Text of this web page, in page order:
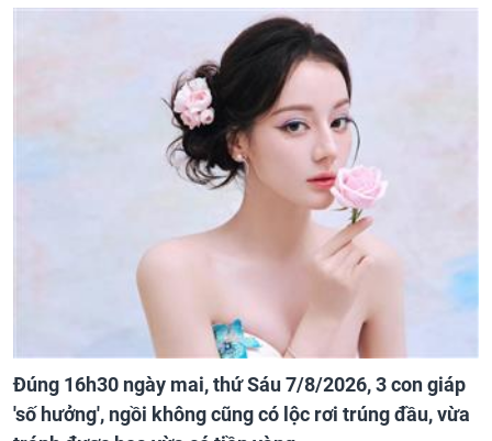
Đúng 16h30 ngày mai, thứ Sáu 7/8/2026, 3 con giáp
'số hưởng', ngồi không cũng có lộc rơi trúng đầu, vừa